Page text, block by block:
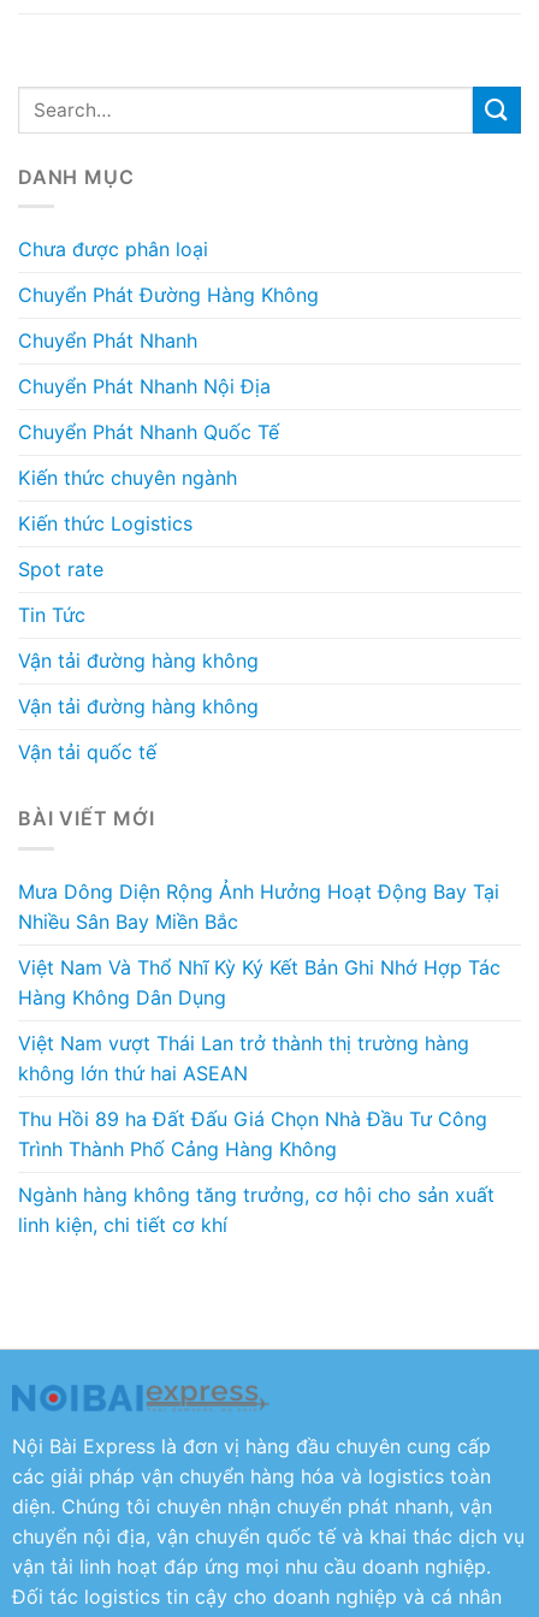
DANH MỤC
Chưa được phân loại
Chuyển Phát Đường Hàng Không
Chuyển Phát Nhanh
Chuyển Phát Nhanh Nội Địa
Chuyển Phát Nhanh Quốc Tế
Kiến thức chuyên ngành
Kiến thức Logistics
Spot rate
Tin Tức
Vận tải đường hàng không
Vận tải đường hàng không
Vận tải quốc tế
BÀI VIẾT MỚI
Mưa Dông Diện Rộng Ảnh Hưởng Hoạt Động Bay Tại
Nhiều Sân Bay Miền Bắc
Việt Nam Và Thổ Nhĩ Kỳ Ký Kết Bản Ghi Nhớ Hợp Tác
Hàng Không Dân Dụng
Việt Nam vượt Thái Lan trở thành thị trường hàng
không lớn thứ hai ASEAN
Thu Hồi 89 ha Đất Đấu Giá Chọn Nhà Đầu Tư Công
Trình Thành Phố Cảng Hàng Không
Ngành hàng không tăng trưởng, cơ hội cho sản xuất
linh kiện, chi tiết cơ khí
Nội Bài Express là đơn vị hàng đầu chuyên cung cấp
các giải pháp vận chuyển hàng hóa và logistics toàn
diện. Chúng tôi chuyên nhận chuyển phát nhanh, vận
chuyển nội địa, vận chuyển quốc tế và khai thác dịch vụ
vận tải linh hoạt đáp ứng mọi nhu cầu doanh nghiệp.
Đối tác logistics tin cậy cho doanh nghiệp và cá nhân